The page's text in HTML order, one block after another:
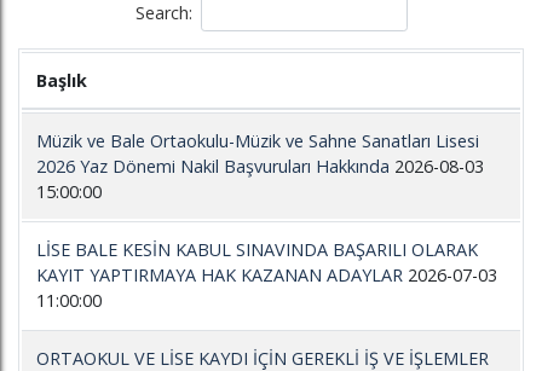
Search:
Başlık
Müzik ve Bale Ortaokulu-Müzik ve Sahne Sanatları Lisesi
2026 Yaz Dönemi Nakil Başvuruları Hakkında 2026-08-03
15:00:00
LİSE BALE KESİN KABUL SINAVINDA BAŞARILI OLARAK
KAYIT YAPTIRMAYA HAK KAZANAN ADAYLAR 2026-07-03
11:00:00
ORTAOKUL VE LİSE KAYDI İÇİN GEREKLİ İŞ VE İŞLEMLER